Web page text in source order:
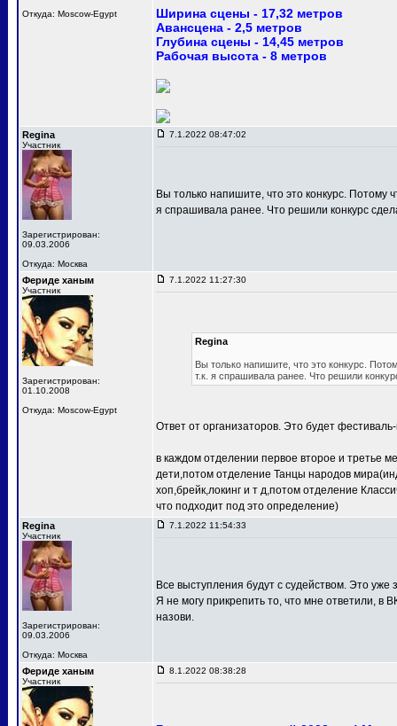
Откуда: Moscow-Egypt
Ширина сцены - 17,32 метров
Авансцена - 2,5 метров
Глубина сцены - 14,45 метров
Рабочая высота - 8 метров
Regina
Участник
Зарегистрирован:
09.03.2006
Откуда: Москва
7.1.2022 08:47:02
Вы только напишите, что это конкурс. Потому
я спрашивала ранее. Что решили конкурс
Фериде ханым
Участник
Зарегистрирован:
01.10.2008
Откуда: Moscow-Egypt
7.1.2022 11:27:30
Regina
Вы только напишите, что это конкурс.
т.к. я спрашивала ранее. Что решили
Ответ от организаторов. Это будет фестиваль-
в каждом отделении первое второе и третье
дети,потом отделение Танцы народов
хоп,брейк,локинг и т д,потом отделение
что подходит под это определение)
Regina
Участник
Зарегистрирован:
09.03.2006
Откуда: Москва
7.1.2022 11:54:33
Все выступления будут с судейством. Это уже
Я не могу прикрепить то, что мне ответили, в
назови.
Фериде ханым
Участник
8.1.2022 08:38:28